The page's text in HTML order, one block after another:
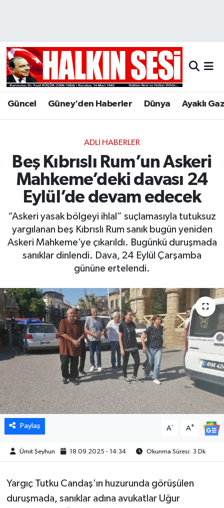
Güncel Güney'den Haberler Dünya Ayaklı
ADLI HABERLER
Beş Kıbrıslı Rum’un Askeri
Mahkeme’deki davası 24
Eylül’de devam edecek
“Askeri yasak bölgeyi ihlal” suçlamasıyla tutuksuz
yargılanan beş Kıbrıslı Rum sanık bugün yeniden
Askeri Mahkeme’ye çıkarıldı. Bugünkü duruşmada
sanıklar dinlendi. Dava, 24 Eylül Çarşamba
gününe ertelendi.
Paylaş A- A+
Ümit Şeyhun 18.09.2025 - 14:34 Okunma Süresi: 3 Dk
Yargıç Tutku Candaş’ın huzurunda görüşülen
duruşmada, sanıklar adına avukatlar Uğur
Hava Durumu
Trafik Durumu
Tüm Manşetler
Son Dakika Haberleri
Haber Arşivi